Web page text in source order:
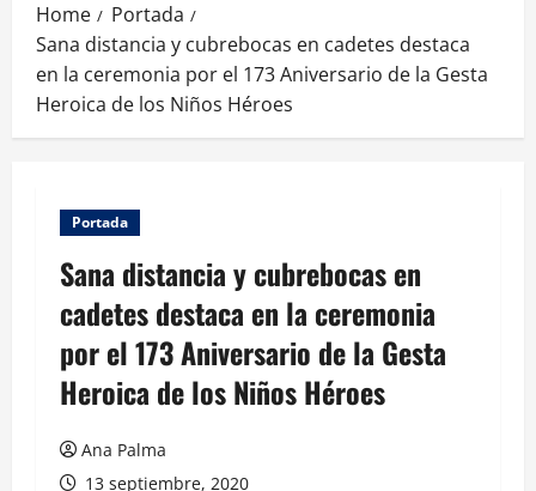
Home
Portada
Sana distancia y cubrebocas en cadetes destaca
en la ceremonia por el 173 Aniversario de la Gesta
Heroica de los Niños Héroes
Portada
Sana distancia y cubrebocas en
cadetes destaca en la ceremonia
por el 173 Aniversario de la Gesta
Heroica de los Niños Héroes
Ana Palma
13 septiembre, 2020